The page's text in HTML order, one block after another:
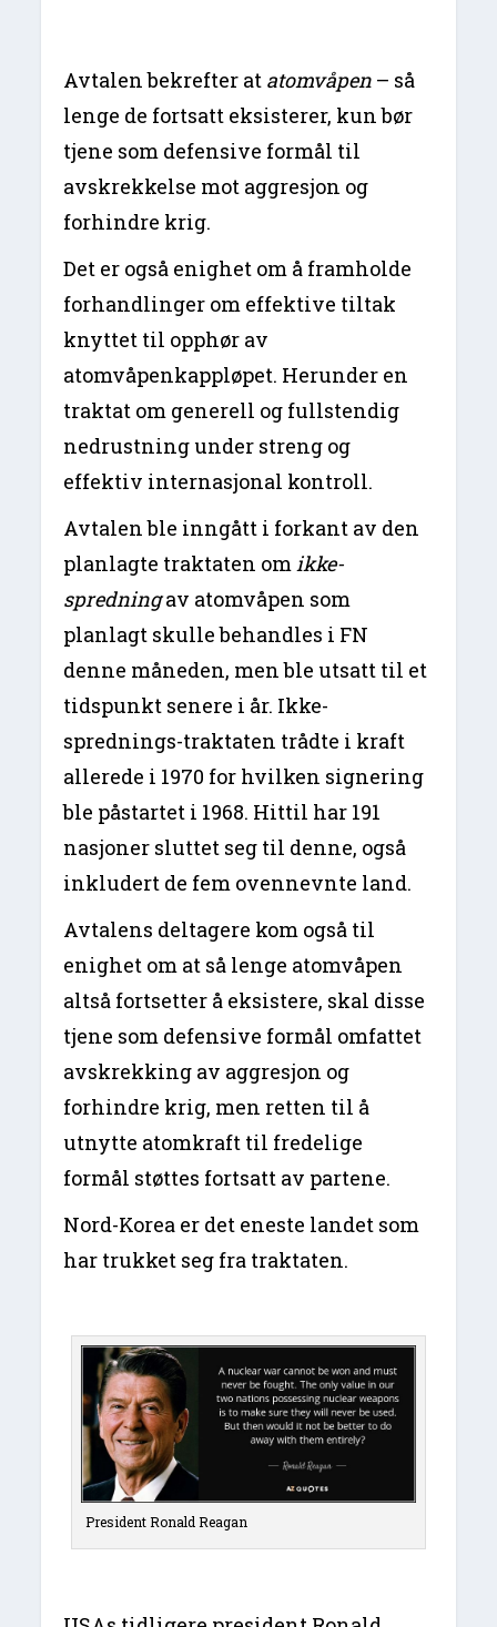
Avtalen bekrefter at atomvåpen – så
lenge de fortsatt eksisterer, kun bør
tjene som defensive formål til
avskrekkelse mot aggresjon og
forhindre krig.
Det er også enighet om å framholde
forhandlinger om effektive tiltak
knyttet til opphør av
atomvåpenkappløpet. Herunder en
traktat om generell og fullstendig
nedrustning under streng og
effektiv internasjonal kontroll.
Avtalen ble inngått i forkant av den
planlagte traktaten om ikke-
spredningav atomvåpen som
planlagt skulle behandles i FN
denne måneden, men ble utsatt til et
tidspunkt senere i år. Ikke-
sprednings-traktaten trådte i kraft
allerede i 1970 for hvilken signering
ble påstartet i 1968. Hittil har 191
nasjoner sluttet seg til denne, også
inkludert de fem ovennevnte land.
Avtalens deltagere kom også til
enighet om at så lenge atomvåpen
altså fortsetter å eksistere, skal disse
tjene som defensive formål omfattet
avskrekking av aggresjon og
forhindre krig, men retten til å
utnytte atomkraft til fredelige
formål støttes fortsatt av partene.
Nord-Korea er det eneste landet som
har trukket seg fra traktaten.
President Ronald Reagan